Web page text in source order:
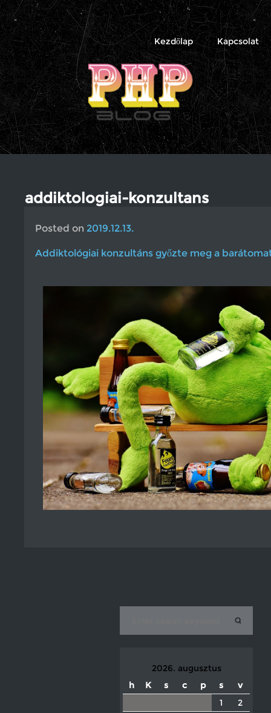
PHP
Blog
Kezdőlap Kapcsolat
addiktologiai-konzultans
Posted on 2019.12.13.
Addiktológiai konzultáns győzte meg a
2026. augusztus
h
K s c p s
v
1
2